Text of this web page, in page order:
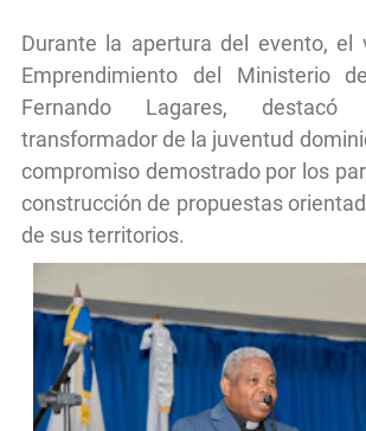
Durante la apertura del evento, el
Emprendimiento del Ministerio
Fernando Lagares, destacó
transformador de la juventud
compromiso demostrado por los
construcción de propuestas
de sus territorios.